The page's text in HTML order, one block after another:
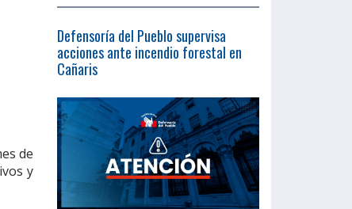
de
y
Defensoría del Pueblo supervisa
acciones ante incendio forestal en
Cañaris